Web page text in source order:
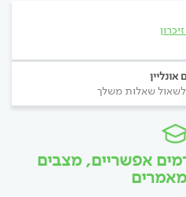
שאלות משלך
אפשריים, מצבים